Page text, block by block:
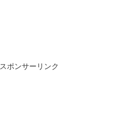
スポンサーリンク